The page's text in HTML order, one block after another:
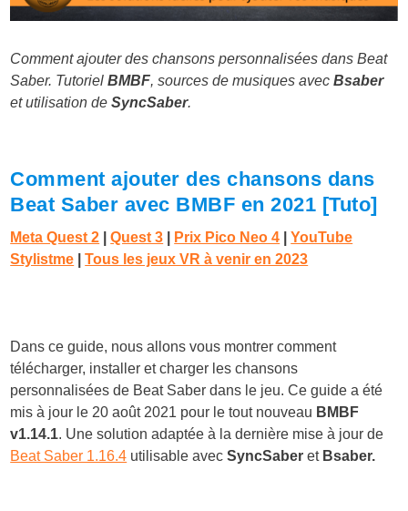
Comment ajouter des chansons personnalisées dans Beat
Saber. TutorielBMBF, sources de musiques avecBsaber
et utilisation deSyncSaber.
Comment ajouter des chansons dans
Beat Saber avec BMBF en 2021 [Tuto]
Meta Quest 2 |Quest 3 Prix Pico Neo 4 |YouTube
Stylistme |Tous les jeux VR à venir en 2023
Dans ce guide, nous allons vous montrer comment
télécharger, installer et charger les chansons
personnalisées de Beat Saber dans le jeu. Ce guide a été
mis à jour le 20 août 2021 pour le tout nouveau BMBF
v1.14.1. Une solution adaptée à la dernière mise à jour de
Beat Saber 1.16.4 utilisable avecSyncSaber et Bsaber.